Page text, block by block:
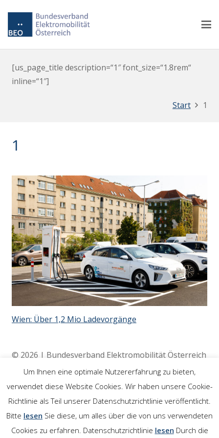
[us_page_title description=“1″ font_size=“1.8rem“
inline=“1″]
Start 1
1
Wien: Über 1,2 Mio Ladevorgänge
© 2026 | Bundesverband Elektromobilität Österreich
(BEÖ) | 4020 Linz
Rechtliches
Impressum
Um Ihnen eine optimale Nutzererfahrung zu bieten,
verwendet diese Website Cookies. Wir haben unsere Cookie-
Richtlinie als Teil unserer Datenschutzrichtlinie veröffentlicht.
Bitte lesen Sie diese, um alles über die von uns verwendeten
Cookies zu erfahren. Datenschutzrichtlinie lesen Durch die